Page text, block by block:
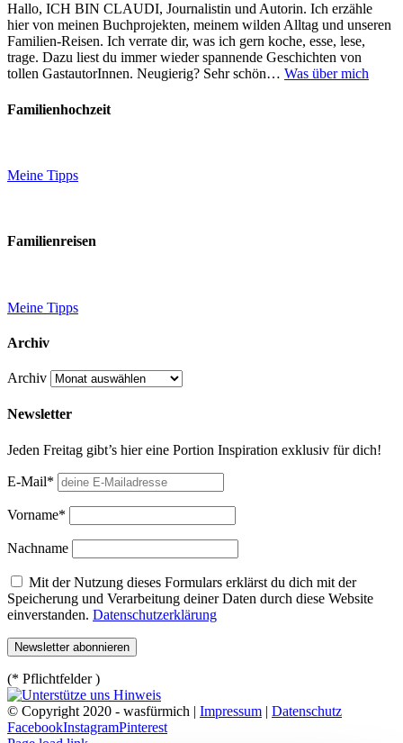
Hallo, ICH BIN CLAUDI, Journalistin und Autorin. Ich erzähle
hier von meinen Buchprojekten, meinem wilden Alltag und unseren
Familien-Reisen. Ich verrate dir, was ich gern koche, esse, lese,
trage. Dazu liest du immer wieder spannende Geschichten von
tollen GastautorInnen. Neugierig? Sehr schön… Was über mich
Familienhochzeit
Meine Tipps
Familienreisen
Meine Tipps
Archiv
Archiv
Newsletter
Jeden Freitag gibt’s hier eine Portion Inspiration exklusiv für dich!
E-Mail*
Vorname*
Nachname
Mit der Nutzung dieses Formulars erklärst du dich mit der
Speicherung und Verarbeitung deiner Daten durch diese Website
einverstanden. Datenschutzerklärung
(* Pflichtfelder )
© Copyright 2020 - wasfürmich | Impressum | Datenschutz
FacebookInstagramPinterest